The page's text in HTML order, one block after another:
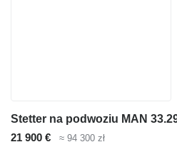
Stetter na podwoziu MAN
21 900 €
≈ 94 300 zł